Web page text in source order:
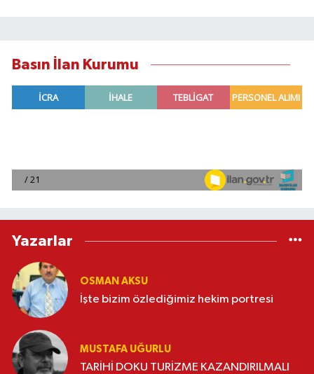
Basın İlan Kurumu
Yazarlar
OSMAN AKSU
İşte bizim özlediğimiz hekim portresi
MUSTAFA UĞURLU
TARİHİ DOKU TURİZME KAZANDIRILMALI